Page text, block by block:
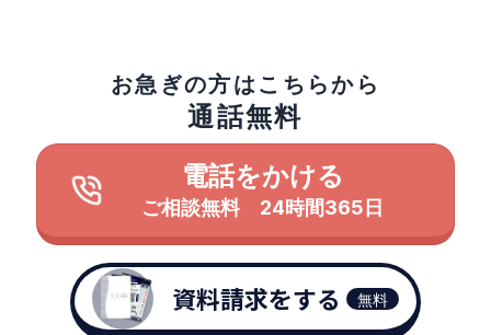
お急ぎの方はこちらから
通話無料
電話をかける
ご相談無料 24時間365日
資料請求をする 無料